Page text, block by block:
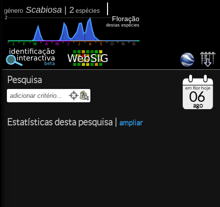
género Scabiosa 2 espécies
2
J F M A M J J A S O N D
Floração
destas espécies
Pesquisa
Estatísticas desta pesquisa | ampliar
06
ago